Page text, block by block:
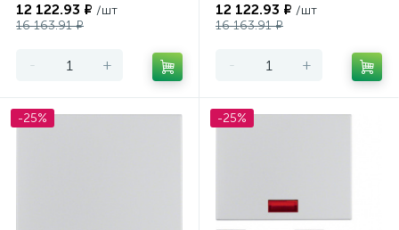
12 122.93 ₽ /шт
16 163.91 ₽
- +
12 122.93 ₽ /шт
16 163.91 ₽
- +
-25% -25%